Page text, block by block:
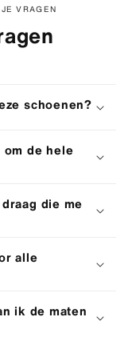
VRAGEN
schoenen?
de hele
die me
alle
ik de maten